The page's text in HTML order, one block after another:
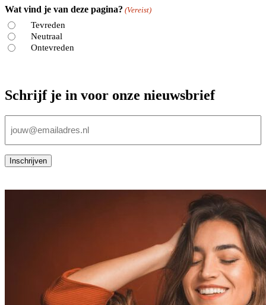
Wat vind je van deze pagina? (Vereist)
Tevreden
Neutraal
Ontevreden
Schrijf je in voor onze nieuwsbrief
mailadres
Inschrijven